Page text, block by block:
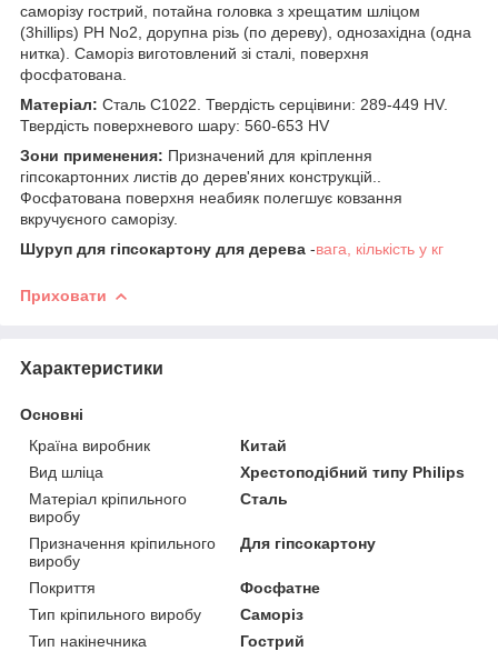
саморізу гострий, потайна головка з хрещатим шліцом
(3hillips) РН No2, дорупна різь (по дереву), однозахідна (одна
нитка). Саморіз виготовлений зі сталі, поверхня
фосфатована.
Матеріал: Сталь C1022. Твердість серцівини: 289-449 HV.
Твердість поверхневого шару: 560-653 HV
Зони применения: Призначений для кріплення
гіпсокартонних листів до дерев'яних конструкцій..
Фосфатована поверхня неабияк полегшує ковзання
вкручуєного саморізу.
Шуруп для гіпсокартону для дерева -вага, кількість у кг
Приховати
Характеристики
Основні
Країна виробник
Китай
Вид шліца
Хрестоподібний типу Philips
Матеріал кріпильного
виробу
Сталь
Призначення кріпильного
виробу
Для гіпсокартону
Покриття
Фосфатне
Тип кріпильного виробу
Саморіз
Тип накінечника
Гострий